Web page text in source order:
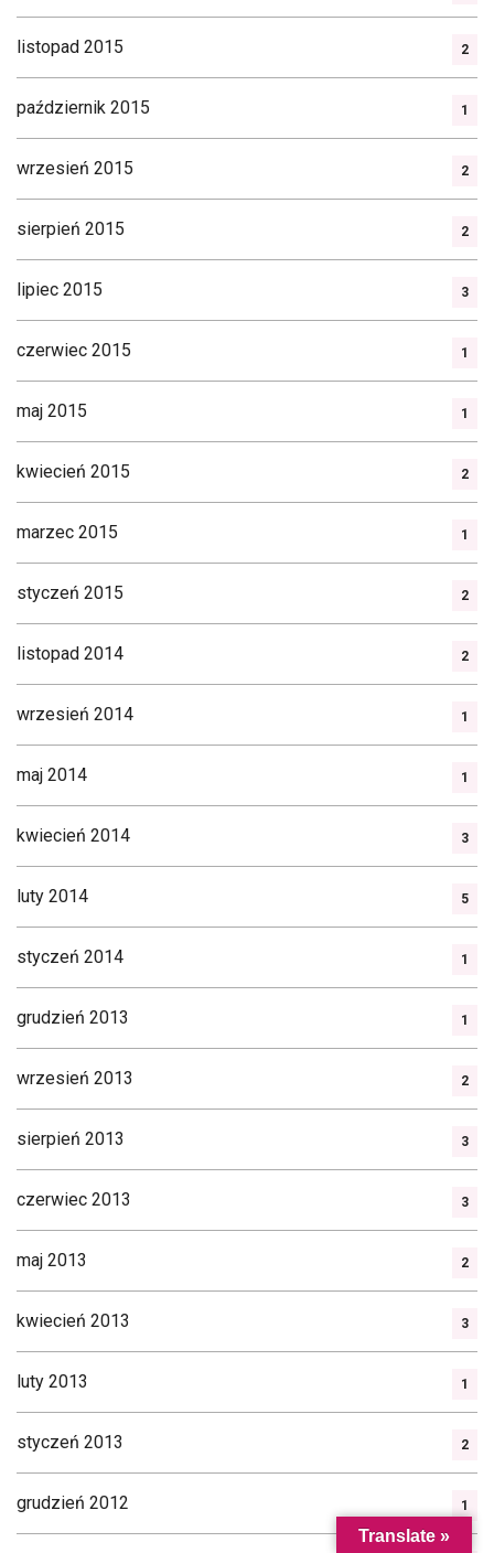
listopad 2015 2
październik 2015 1
wrzesień 2015 2
sierpień 2015 2
lipiec 2015 3
czerwiec 2015 1
maj 2015 1
kwiecień 2015 2
marzec 2015 1
styczeń 2015 2
listopad 2014 2
wrzesień 2014 1
maj 2014 1
kwiecień 2014 3
luty 2014 5
styczeń 2014 1
grudzień 2013 1
wrzesień 2013 2
sierpień 2013 3
czerwiec 2013 3
maj 2013 2
kwiecień 2013 3
luty 2013 1
styczeń 2013 2
grudzień 2012 1
Translate »